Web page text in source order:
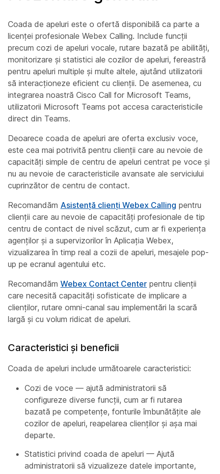
Coada de apeluri este o ofertă disponibilă ca parte a
licenței profesionale Webex Calling. Include funcții
precum cozi de apeluri vocale, rutare bazată pe abilități,
monitorizare și statistici ale cozilor de apeluri, fereastră
pentru apeluri multiple și multe altele, ajutând utilizatorii
să interacționeze eficient cu clienții. De asemenea, cu
integrarea noastră Cisco Call for Microsoft Teams,
utilizatorii Microsoft Teams pot accesa caracteristicile
direct din Teams.
Deoarece coada de apeluri are oferta exclusiv voce,
este cea mai potrivită pentru clienții care au nevoie de
capacități simple de centru de apeluri centrat pe voce și
nu au nevoie de caracteristicile avansate ale serviciului
cuprinzător de centru de contact.
Recomandăm Asistență clienți Webex Calling pentru
clienții care au nevoie de capacități profesionale de tip
centru de contact de nivel scăzut, cum ar fi experiența
agenților și a supervizorilor în Aplicația Webex,
vizualizarea în timp real a cozii de apeluri, mesajele pop-
up pe ecranul agentului etc.
Recomandăm Webex Contact Center pentru clienții
care necesită capacități sofisticate de implicare a
clienților, rutare omni-canal sau implementări la scară
largă și cu volum ridicat de apeluri.
Caracteristici și beneficii
Coada de apeluri include următoarele caracteristici:
Cozi de voce — ajută administratorii să
configureze diverse funcții, cum ar fi rutarea
bazată pe competențe, fonturile îmbunătățite ale
cozilor de apeluri, reapelarea clienților și așa mai
departe.
Statistici privind coada de apeluri — Ajută
administratorii să vizualizeze datele importante,